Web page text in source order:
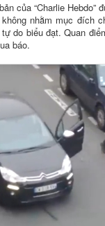
của “Charlie Hebdo”
nhằm mục đích
do biểu đạt. Quan
báo.